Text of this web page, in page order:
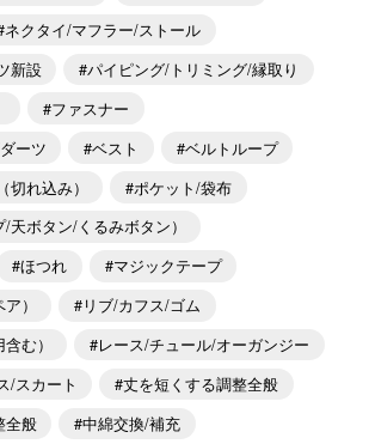
ネクタイ/マフラー/ストール
新設
パイピング/トリミング/縁取り
ファスナー
ーツ
ベスト
ベルトループ
れ込み）
ポケット/袋布
天ボタン/くるみボタン）
ほつれ
マジックテープ
）
リブ/カフス/ゴム
む）
レース/チュール/オーガンジー
/スカート
丈を短くする調整全般
全般
中綿交換/補充